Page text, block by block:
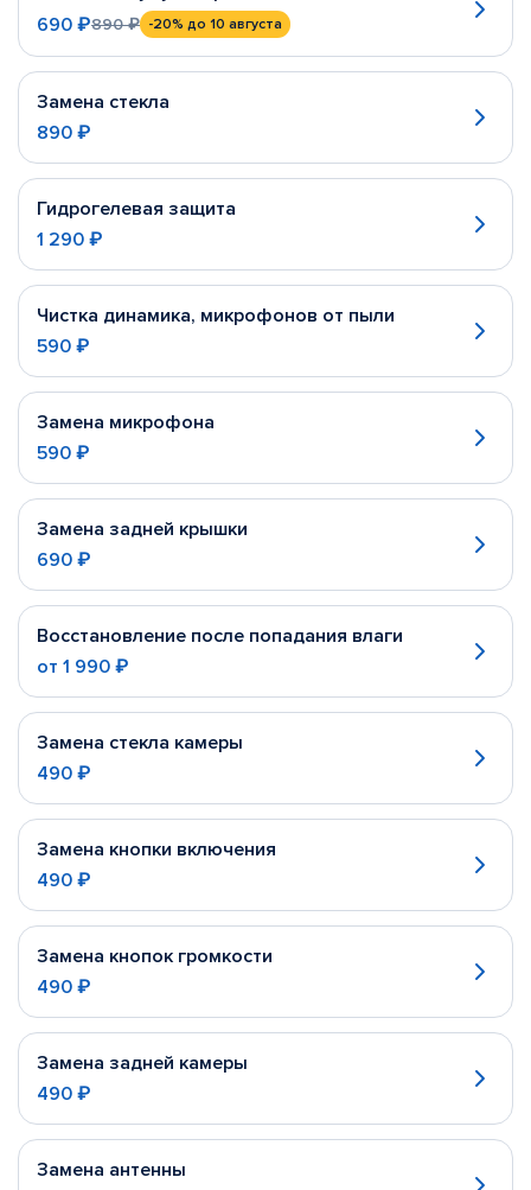
690 ₽890 ₽ -20% до 10 августа
Замена стекла
890 ₽
Гидрогелевая защита
1 290 ₽
Чистка динамика, микрофонов от пыли
590 ₽
Замена микрофона
590 ₽
Замена задней крышки
690 ₽
Восстановление после попадания влаги
от 1 990 ₽
Замена стекла камеры
490 ₽
Замена кнопки включения
490 ₽
Замена кнопок громкости
490 ₽
Замена задней камеры
490 ₽
Замена антенны